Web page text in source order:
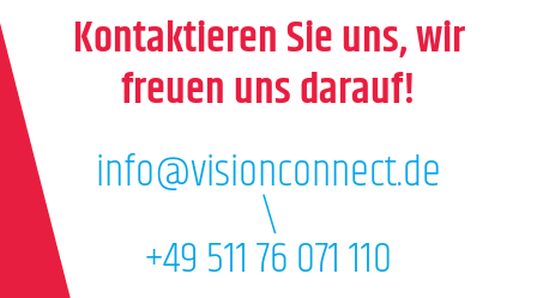
Kontaktieren Sie uns, wir
freuen uns darauf!
info@visionconnect.de
\
+49 511 76 071 110